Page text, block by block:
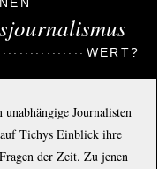
WERT?
unabhängige Journalisten
Tichys Einblick ihre
der Zeit. Zu jenen